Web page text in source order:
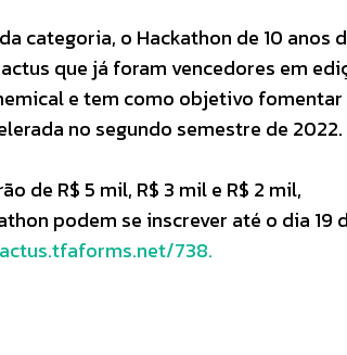
categoria, o Hackathon de 10 anos
que já foram vencedores em
e tem como objetivo
no segundo semestre de 2022.
de R$ 5 mil, R$ 3 mil e R$ 2 mil,
podem se inscrever até o dia 19
738.